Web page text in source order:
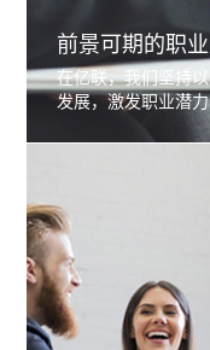
前景可期的职
在亿联，我们坚持
发展，激发职业潜
跃。我们为员工提
的多元职业发展通
诺，嘉奖所有为公